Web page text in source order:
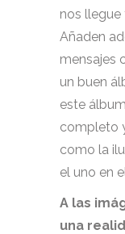
nos
Añaden
mensajes
un buen
este
completo
como la
el uno en
A las
una